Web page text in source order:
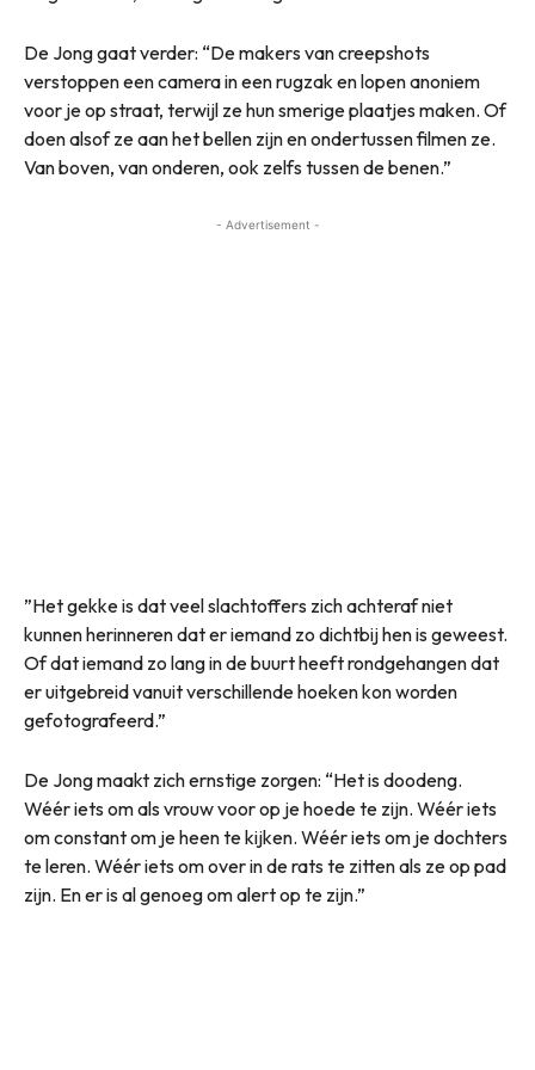
De Jong gaat verder: “De makers van creepshots
verstoppen een camera in een rugzak en lopen anoniem
voor je op straat, terwijl ze hun smerige plaatjes maken. Of
doen alsof ze aan het bellen zijn en ondertussen filmen ze.
Van boven, van onderen, ook zelfs tussen de benen.”
- Advertisement -
”Het gekke is dat veel slachtoffers zich achteraf niet
kunnen herinneren dat er iemand zo dichtbij hen is geweest.
Of dat iemand zo lang in de buurt heeft rondgehangen dat
er uitgebreid vanuit verschillende hoeken kon worden
gefotografeerd.”
De Jong maakt zich ernstige zorgen: “Het is doodeng.
Wéér iets om als vrouw voor op je hoede te zijn. Wéér iets
om constant om je heen te kijken. Wéér iets om je dochters
te leren. Wéér iets om over in de rats te zitten als ze op pad
zijn. En er is al genoeg om alert op te zijn.”